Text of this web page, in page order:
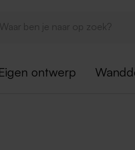
Eigen ontwerp